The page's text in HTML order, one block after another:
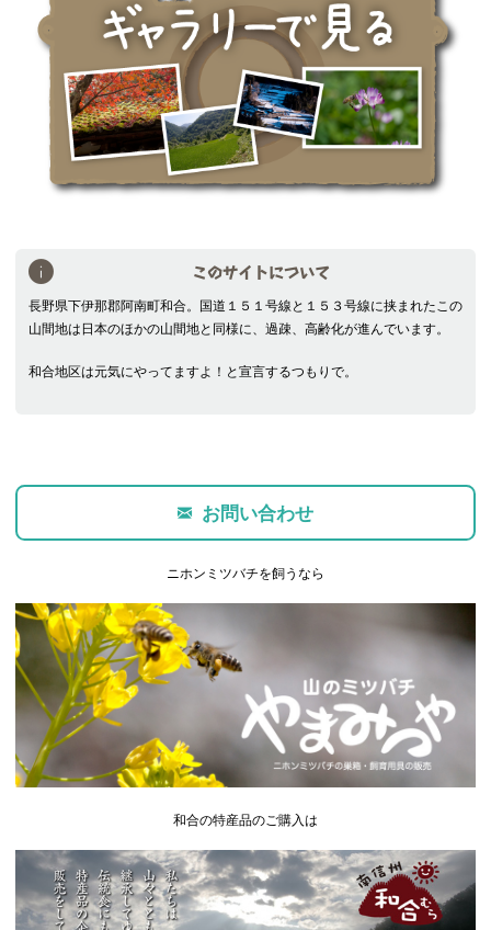
このサイトについて
長野県下伊那郡阿南町和合。国道１５１号線と１５３号線に挟まれたこの
山間地は日本のほかの山間地と同様に、過疎、高齢化が進んでいます。
和合地区は元気にやってますよ！と宣言するつもりで。
お問い合わせ
ニホンミツバチを飼うなら
和合の特産品のご購入は